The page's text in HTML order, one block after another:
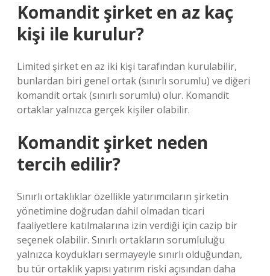
Komandit şirket en az kaç
kişi ile kurulur?
Limited şirket en az iki kişi tarafından kurulabilir,
bunlardan biri genel ortak (sınırlı sorumlu) ve diğeri
komandit ortak (sınırlı sorumlu) olur. Komandit
ortaklar yalnızca gerçek kişiler olabilir.
Komandit şirket neden
tercih edilir?
Sınırlı ortaklıklar özellikle yatırımcıların şirketin
yönetimine doğrudan dahil olmadan ticari
faaliyetlere katılmalarına izin verdiği için cazip bir
seçenek olabilir. Sınırlı ortakların sorumluluğu
yalnızca koydukları sermayeyle sınırlı olduğundan,
bu tür ortaklık yapısı yatırım riski açısından daha